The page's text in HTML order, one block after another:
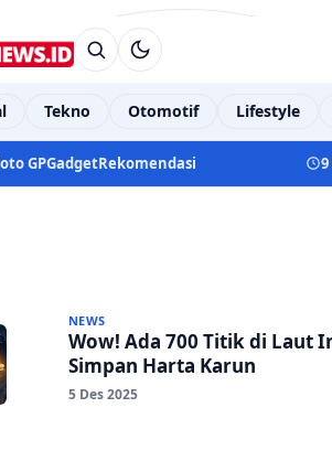
Tekno Otomotif Lifestyle
GPGadgetRekomendasi
NEWS
Wow! Ada 700 Titik di Laut
Simpan Harta Karun
5 Des 2025